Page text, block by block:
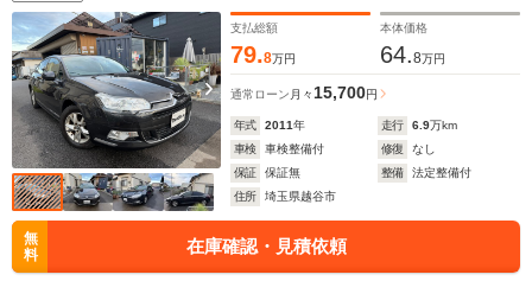
支払総額
79.8万円
本体価格
64.8万円
通常ローン 月々 15,700円
年式 2011年 走行 6.9万km
車検
車検整備付 修復
なし
保証
保証無 整備
法定整備付
住所
埼玉県越谷市
無
料
在庫確認・見積依頼